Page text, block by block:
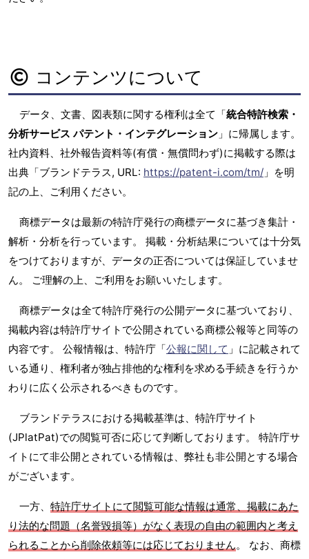
コンテンツについて
データ、文書、図表類に関する権利は全て「統合特許検索・
分析サービス パテント・インテグレーション 」に帰属します。
社内資料、社外報告資料等(有償・無償問わず)に掲載する際は
出典「ブランドテラス, URL: https://patent-i.com/tm/ 」を明
記の上、ご利用ください。
商標データは最新の特許庁発行の商標データに基づき集計・
解析・分析を行っています。 掲載・分析結果については十分気
をつけておりますが、データの正否については保証していませ
ん。 ご理解の上、ご利用をお願いいたします。
商標データは全て特許庁発行の公開データに基づいており、
掲載内容は特許庁サイトで公開されている商標公報等と同等の
内容です。 公報情報は、特許庁「公報に関して 」に記載されて
いる通り、権利者が独占排他的な権利を求める手続きを行うか
わりに広く公示されるべきものです。
ブランドテラスにおける掲載基準は、特許庁サイト
(JPlatPat)での閲覧可否に応じて判断しております。 特許庁サ
イトにて非公開とされている情報は、弊社も非公開とする場合
がございます。
一方、 特許庁サイトにて閲覧可能な情報は通常、掲載にあた
り法的な問題（名誉毀損等）がなく表現の自由の範囲内と考え
られることから削除依頼等には応じておりません。 なお、商標